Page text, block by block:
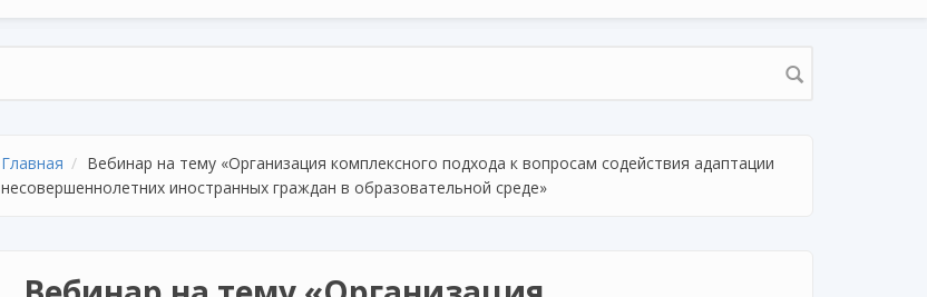
Главная
Вебинар на тему «Организация комплексного подхода к вопросам содействия адаптации
несовершеннолетних иностранных граждан в образовательной среде»